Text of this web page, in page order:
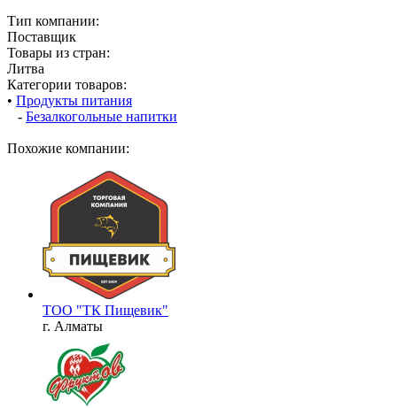
Тип компании:
Поставщик
Товары из стран:
Литва
Категории товаров:
• Продукты питания
- Безалкогольные напитки
Похожие компании:
ТОО "ТК Пищевик"
г. Алматы